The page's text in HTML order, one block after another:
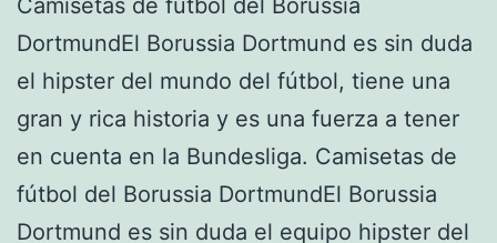
DortmundEl Borussia Dortmund es sin duda
el hipster del mundo del fútbol, tiene una
gran y rica historia y es una fuerza a tener
en cuenta en la Bundesliga. Camisetas de
fútbol del Borussia DortmundEl Borussia
Dortmund es sin duda el equipo hipster del